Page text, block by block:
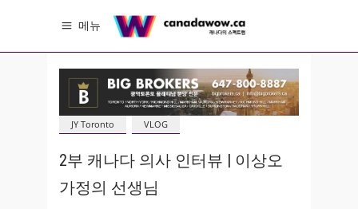
메뉴
JY Toronto VLOG
2부 캐나다 의사 인터뷰 | 이상오
가정의 선생님